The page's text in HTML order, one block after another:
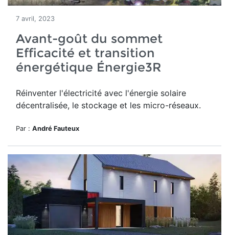
7 avril, 2023
Avant-goût du sommet
Efficacité et transition
énergétique Énergie3R
Réinventer l'électricité avec l'énergie solaire
décentralisée, le stockage et les micro-réseaux.
Par : André Fauteux